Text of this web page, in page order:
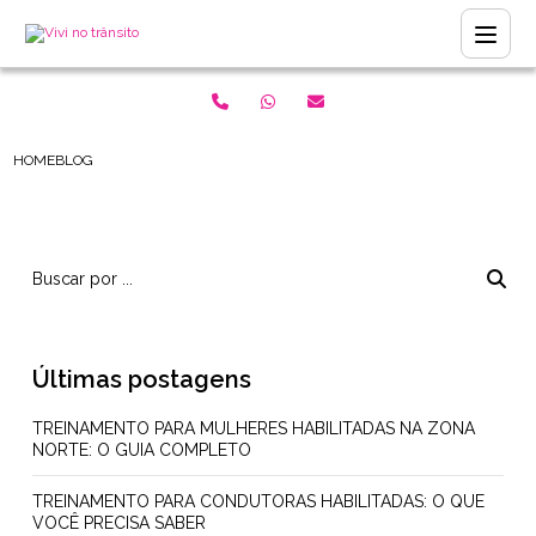
HOMEBLOG
Últimas postagens
TREINAMENTO PARA MULHERES HABILITADAS NA ZONA
NORTE: O GUIA COMPLETO
TREINAMENTO PARA CONDUTORAS HABILITADAS: O QUE
VOCÊ PRECISA SABER